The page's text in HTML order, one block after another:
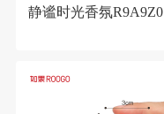
静谧时光香氛R9A9Z0